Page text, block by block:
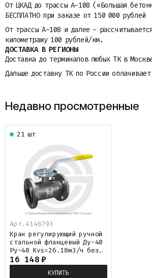
От ЦКАД до трассы A-108 («Большая
БЕСПЛАТНО при заказе от 150 000 рублей
От трассы A-108 и далее -
километражу 100 рублей/км.
ДОСТАВКА В РЕГИОНЫ
Доставка до терминалов любых ТК в
Дальше доставку ТК по России
Недавно просмотренные
Арт. 4146793
21 шт
Кран регулирующий ручной
стальной фланцевый Ду-40
Ру-40 Kvs=26.18м3/ч без
ниппелей LD КШ.Ц.Ф.
Regula.040.040.Н/П.02
16 148 ₽
КУПИТЬ